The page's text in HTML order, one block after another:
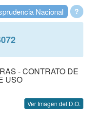
?
Nacional
- CONTRATO DE
USO
Ver Imagen del D.O.